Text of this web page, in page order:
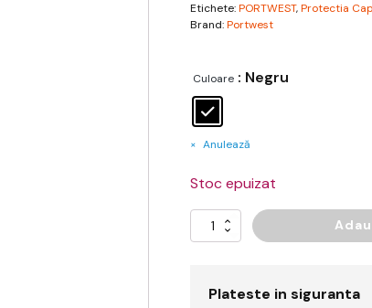
Etichete:PORTWEST,Protectia
Brand:Portwest
Culoare : Negru
Anulează
Stoc epuizat
Cantitate
Helmet
Plateste in siguranta